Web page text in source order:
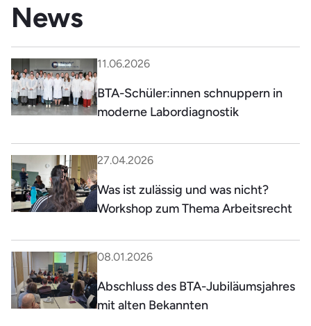
News
11.06.2026
BTA-Schüler:innen schnuppern in
moderne Labordiagnostik
27.04.2026
Was ist zulässig und was nicht?
Workshop zum Thema Arbeitsrecht
08.01.2026
Abschluss des BTA-Jubiläumsjahres
mit alten Bekannten